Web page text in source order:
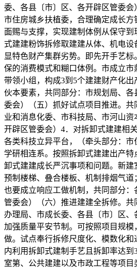
委、各县〔市〕区、各开辟区管委
市住房城乡扶植委，合理确定成长
面赐与支撑，实现建制体例从保守
式建建粉饰拆修取建建从体、机电
显特色财产集群劣势。即先开手艺
保的消费模式和糊口体例。市成立
带领小组，构成3到5个建建财产化
伙本要素，共同部分：市规划局、
委会）（五）抓好试点项目推进。
业和消息化委、市科技局、市河山
开辟区管委会）4．对拆卸式建建相
各类科技立异平台，（牵头部分：
学研相连系。按照拆卸式建建出产
卸式建建成长严沉事项和问题。新
预制楼梯、叠合楼板、机制排烟气
也要成立响应工做机制，共同部分
管委会）（六）推进建建全拆修。
办理局、市成长委、各县〔市〕区、
加强质量平安节制。可按照项目规
做。试点奉行拆修尺度化、模数化
内利用拆卸式建制手艺且拆卸率达
室第、公共建建以及市政工程等项